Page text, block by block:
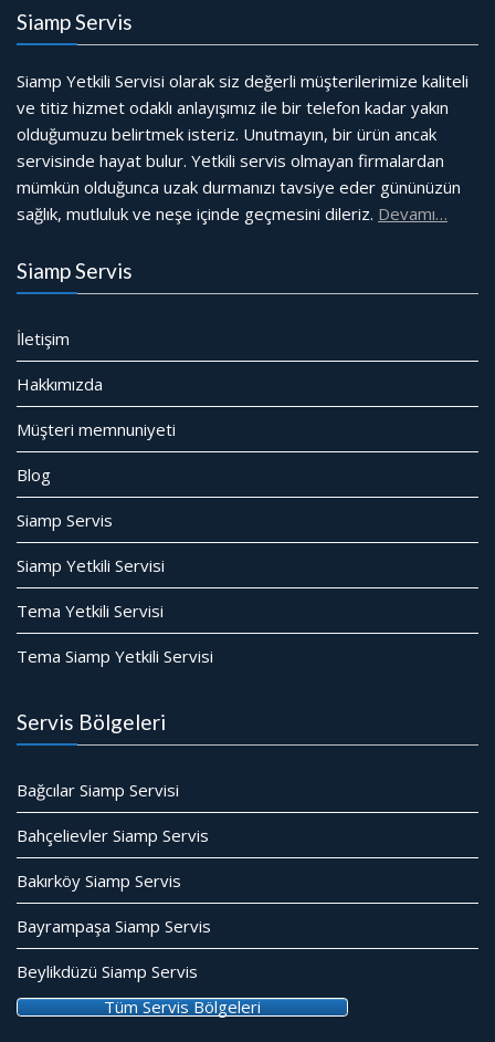
Siamp Servis
Siamp Yetkili Servisi olarak siz değerli müşterilerimize kaliteli
ve titiz hizmet odaklı anlayışımız ile bir telefon kadar yakın
olduğumuzu belirtmek isteriz. Unutmayın, bir ürün ancak
servisinde hayat bulur. Yetkili servis olmayan firmalardan
mümkün olduğunca uzak durmanızı tavsiye eder gününüzün
sağlık, mutluluk ve neşe içinde geçmesini dileriz. Devamı…
Siamp Servis
İletişim
Hakkımızda
Müşteri memnuniyeti
Blog
Siamp Servis
Siamp Yetkili Servisi
Tema Yetkili Servisi
Tema Siamp Yetkili Servisi
Servis Bölgeleri
Bağcılar Siamp Servisi
Bahçelievler Siamp Servis
Bakırköy Siamp Servis
Bayrampaşa Siamp Servis
Beylikdüzü Siamp Servis
Tüm Servis Bölgeleri